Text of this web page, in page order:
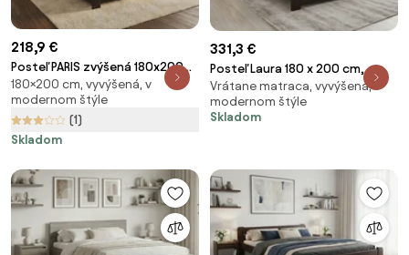
218,9 €
Posteľ PARIS zvýšená 180x200
cm, orech Rošt: S lamelovým
roštom, Matrac: Bez matraca
180×200 cm, vyvýšená, v
modernom štýle
(1)
Skladom
331,3 €
Posteľ Laura 180 x 200 cm,
orech Rošt: S lamelovým
roštom, Matrac: Matrac DELUXE
10 cm
Vrátane matraca, vyvýšená, v
modernom štýle
Skladom